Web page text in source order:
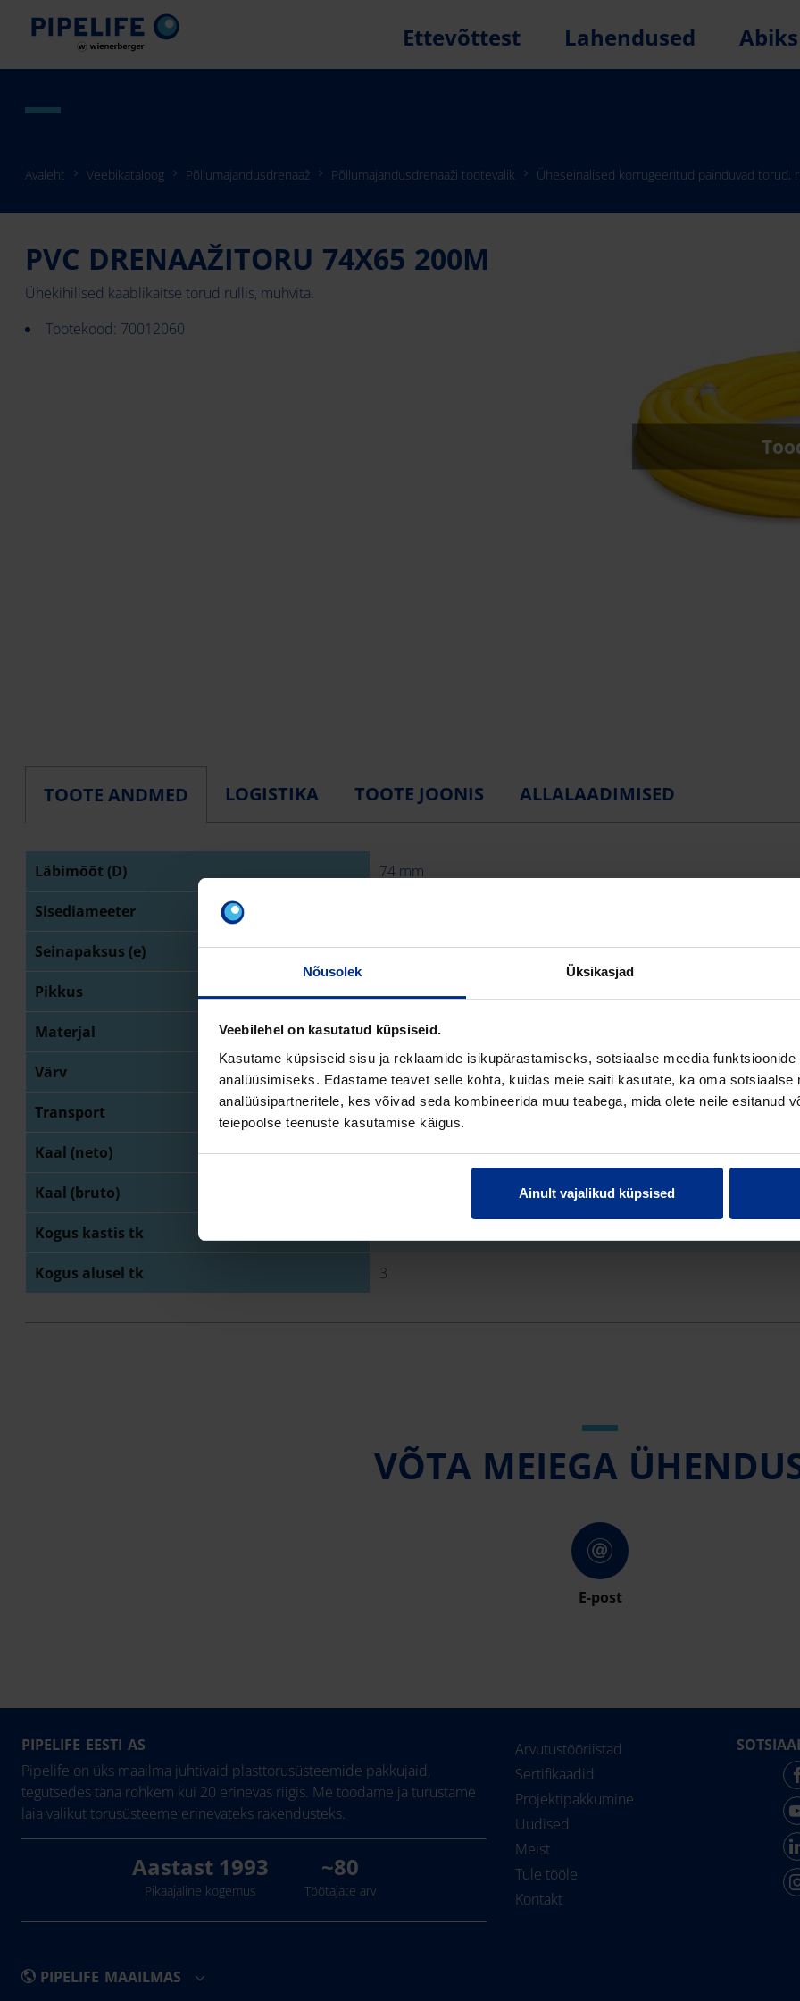
Nõusolek Üksikasjad
Veebilehel on kasutatud küpsiseid.
Kasutame küpsiseid sisu ja reklaamide isikupärastamiseks, sotsiaalse meedia
analüüsimiseks. Edastame teavet selle kohta, kuidas meie saiti kasutate, ka oma sotsiaalse
analüüsipartneritele, kes võivad seda kombineerida muu teabega, mida olete neile esitanud
teiepoolse teenuste kasutamise käigus.
Ainult vajalikud küpsised
Ettevõttest Lahendused Abiks
Avaleht Veebikataloog Põllumajandusdrenaaž Põllumajandusdrenaaži tootevalik Üheseinalised korrugeeritud painduvad torud,
PVC DRENAAŽITORU 74X65 200M
Ühekihilised kaablikaitse torud rullis, muhvita.
Tootekood: 70012060
TOOTE ANDMED LOGISTIKA TOOTE JOONIS ALLALAADIMISED
Läbimõõt (D) 74 mm
Sisediameeter
Seinapaksus (e) 4,5 mm
Pikkus 200 m
Materjal PVC (Polüvinüülkloriid)
Värv beež
Transport rull
Kaal (neto) 54
Kaal (bruto)
Kogus kastis tk
Kogus alusel tk 3
VÕTA MEIEGA
E-post
PIPELIFE EESTI AS
Pipelife on üks maailma juhtivaid plasttorusüsteemide pakkujaid,
tegutsedes täna rohkem kui 20 erinevas riigis. Me toodame ja turustame
laia valikut torusüsteeme erinevateks rakendusteks.
Aastast 1993
Pikaajaline kogemus
~80
Töötajate arv
Arvutustööriistad
Sertifikaadid
Projektipakkumine
Uudised
Meist
Tule tööle
Kontakt
PIPELIFE MAAILMAS